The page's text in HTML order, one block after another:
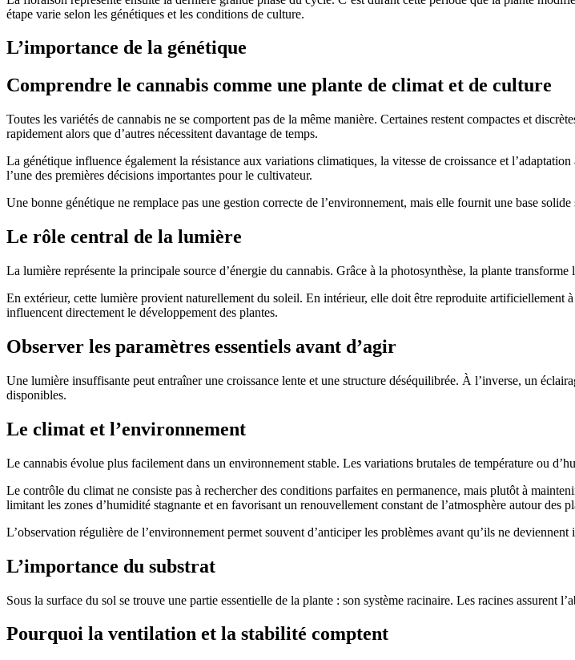
étape varie selon les génétiques et les conditions de culture.
L’importance de la génétique
Comprendre le cannabis comme une plante de climat et de culture
Toutes les variétés de cannabis ne se comportent pas de la même manière. Certaines restent compactes et
rapidement alors que d’autres nécessitent davantage de temps.
La génétique influence également la résistance aux variations climatiques, la vitesse de croissance et
l’une des premières décisions importantes pour le cultivateur.
Une bonne génétique ne remplace pas une gestion correcte de l’environnement, mais elle fournit une base
Le rôle central de la lumière
La lumière représente la principale source d’énergie du cannabis. Grâce à la photosynthèse, la plante transforme
En extérieur, cette lumière provient naturellement du soleil. En intérieur, elle doit être reproduite artificiellement
influencent directement le développement des plantes.
Observer les paramètres essentiels avant d’agir
Une lumière insuffisante peut entraîner une croissance lente et une structure déséquilibrée. À l’inverse, un
disponibles.
Le climat et l’environnement
Le cannabis évolue plus facilement dans un environnement stable. Les variations brutales de température ou
Le contrôle du climat ne consiste pas à rechercher des conditions parfaites en permanence, mais plutôt à
limitant les zones d’humidité stagnante et en favorisant un renouvellement constant de l’atmosphère autour des
L’observation régulière de l’environnement permet souvent d’anticiper les problèmes avant qu’ils ne deviennent
L’importance du substrat
Sous la surface du sol se trouve une partie essentielle de la plante : son système racinaire. Les racines assurent
Pourquoi la ventilation et la stabilité comptent